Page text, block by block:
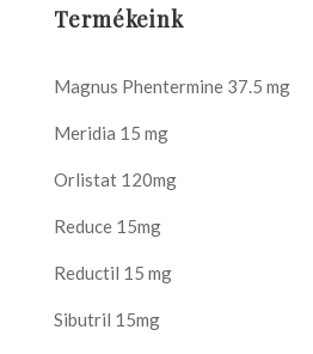
Termékeink
Magnus Phentermine 37.5 mg
Meridia 15 mg
Orlistat 120mg
Reduce 15mg
Reductil 15 mg
Sibutril 15mg